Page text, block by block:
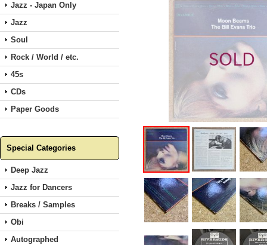
Jazz - Japan Only
Jazz
Soul
Rock / World / etc.
45s
CDs
Paper Goods
Special Categories
Deep Jazz
Jazz for Dancers
Breaks / Samples
Obi
Autographed